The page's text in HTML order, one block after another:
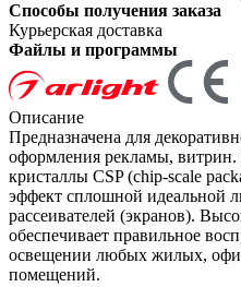
Способы получения заказа
Курьерская доставка
Файлы и программы
Описание
Предназначена для
оформления рекламы,
кристаллы CSP (chip-scale
эффект сплошной идеальной
рассеивателей (экранов).
обеспечивает правильное
освещении любых жилых,
помещений.